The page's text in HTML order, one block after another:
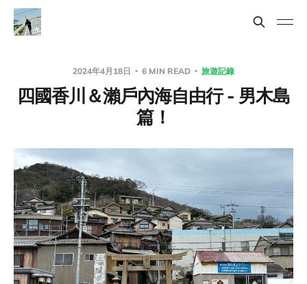
2024年4月18日 6 MIN READ 旅遊記錄
四國香川＆瀨戶內海自由行 - 男木島
篇！